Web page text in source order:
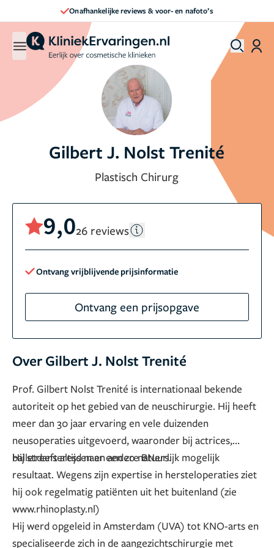
Onafhankelijke reviews & voor- en nafoto’s
Gilbert J. Nolst Trenité
Plastisch Chirurg
9,026 reviews
Ontvang vrijblijvende prijsinformatie
Ontvang een prijsopgave
Over Gilbert J. Nolst Trenité
Prof. Gilbert Nolst Trenité is internationaal bekende
autoriteit op het gebied van de neuschirurgie. Hij heeft
meer dan 30 jaar ervaring en vele duizenden
neusoperaties uitgevoerd, waaronder bij actrices,
balletdanseressen en andere BNers.
Hij streeft altijd naar een zo natuurlijk mogelijk
resultaat. Wegens zijn expertise in hersteloperaties ziet
hij ook regelmatig patiënten uit het buitenland (zie
www.rhinoplasty.nl)
Hij werd opgeleid in Amsterdam (UVA) tot KNO-arts en
specialiseerde zich in de aangezichtschirurgie met